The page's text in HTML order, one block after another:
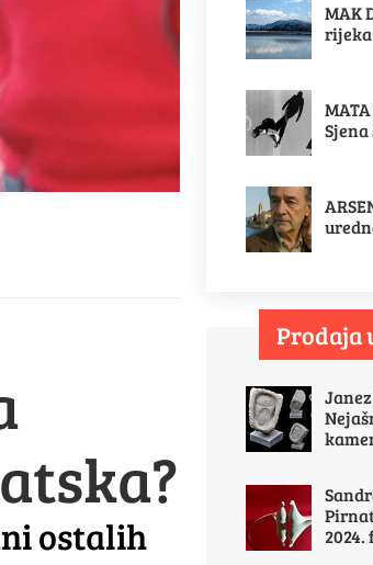
ostalih
MAK
rijeka
Sjena
Prodaja
2024.